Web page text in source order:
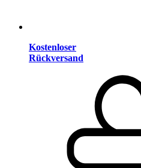
Kostenloser
Rückversand